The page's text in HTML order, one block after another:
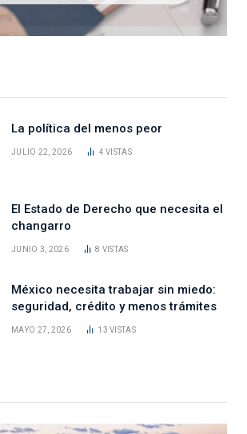
La política del menos peor
JULIO 22, 2026 4VISTAS
El Estado de Derecho que necesita el
changarro
JUNIO 3, 2026 8 VISTAS
México necesita trabajar sin miedo:
seguridad, crédito y menos trámites
MAYO 27, 2026 13VISTAS